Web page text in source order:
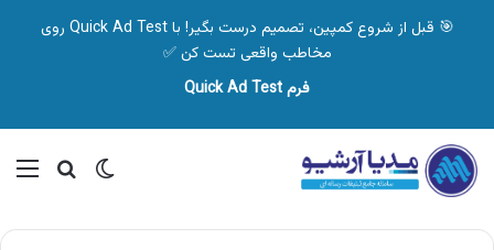
🎯 قبل از شروع کمپین، تصمیم درست بگیر! با Quick Ad Test روی
مخاطب واقعی تست کن ✅
فرم Quick Ad Test
تغییر پوسته